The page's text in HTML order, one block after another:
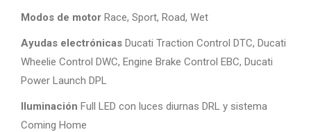
Modos de motor Race, Sport, Road, Wet
Ayudas electrónicas Ducati Traction Control DTC, Ducati
Wheelie Control DWC, Engine Brake Control EBC, Ducati
Power Launch DPL
Iluminación Full LED con luces diurnas DRL y sistema
Coming Home